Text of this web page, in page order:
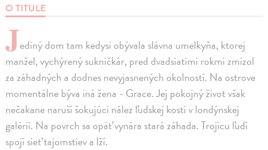
O TITULE
Jediný dom tam kedysi obývala slávna umelkyňa, ktorej
manžel, vychýrený sukničkár, pred dvadsiatimi rokmi zmizol
za záhadných a dodnes nevyjasnených okolností. Na ostrove
momentálne býva iná žena - Grace. Jej pokojný život však
nečakane naruší šokujúci nález ľudskej kosti v londýnskej
galérii. Na povrch sa opäť vynára stará záhada. Trojicu ľudí
spojí sieť tajomstiev a lží.